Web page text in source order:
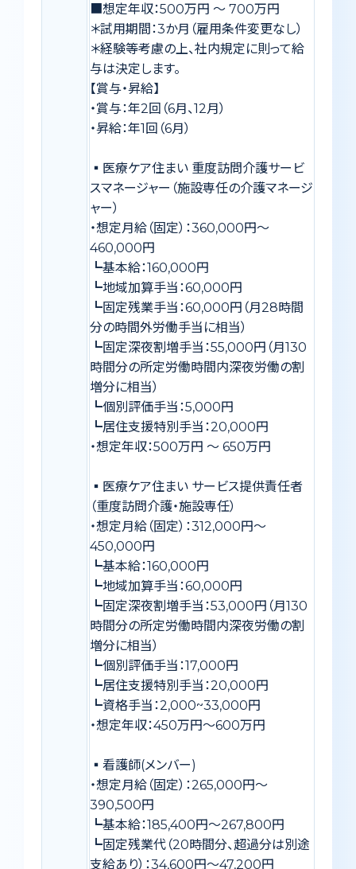
■想定年収：500万円 〜 700万円
＊試用期間：3か月（雇用条件変更なし）
＊経験等考慮の上、社内規定に則って給
与は決定します。
【賞与・昇給】
・賞与：年2回（6月、12月）
・昇給：年1回（6月）
▪️医療ケア住まい 重度訪問介護サービ
スマネージャー（施設専任の介護マネージ
ャー）
・想定月給（固定）：360,000円〜
460,000円
┗基本給：160,000円
┗地域加算手当：60,000円
┗固定残業手当：60,000円（月28時間
分の時間外労働手当に相当）
┗固定深夜割増手当：55,000円（月130
時間分の所定労働時間内深夜労働の割
増分に相当）
┗個別評価手当：5,000円
┗居住支援特別手当：20,000円
・想定年収：500万円 ～ 650万円
▪️医療ケア住まい サービス提供責任者
（重度訪問介護・施設専任）
・想定月給（固定）：312,000円〜
450,000円
┗基本給：160,000円
┗地域加算手当：60,000円
┗固定深夜割増手当：53,000円（月130
時間分の所定労働時間内深夜労働の割
増分に相当）
┗個別評価手当：17,000円
┗居住支援特別手当：20,000円
┗資格手当：2,000~33,000円
・想定年収：450万円〜600万円
▪️看護師(メンバー)
・想定月給（固定）：265,000円〜
390,500円
┗基本給：185,400円〜267,800円
┗固定残業代（20時間分、超過分は別途
支給あり）：34,600円〜47,200円